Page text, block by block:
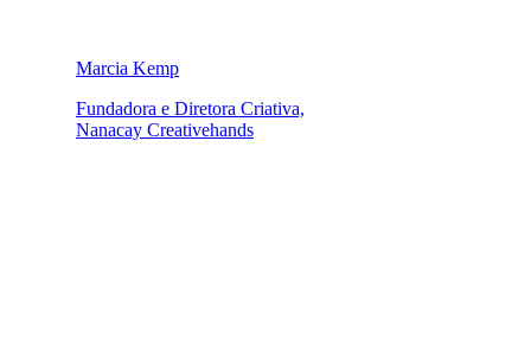
Marcia Kemp
Fundadora e Diretora Criativa,
Nanacay Creativehands